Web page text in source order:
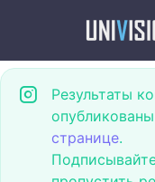
Результаты
странице.